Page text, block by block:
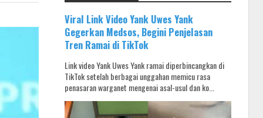
Viral Link Video Yank Uwes Yank
Gegerkan Medsos, Begini Penjelasan
Tren Ramai di TikTok
Link video Yank Uwes Yank ramai diperbincangkan di
TikTok setelah berbagai unggahan memicu rasa
penasaran warganet mengenai asal-usul dan ko...